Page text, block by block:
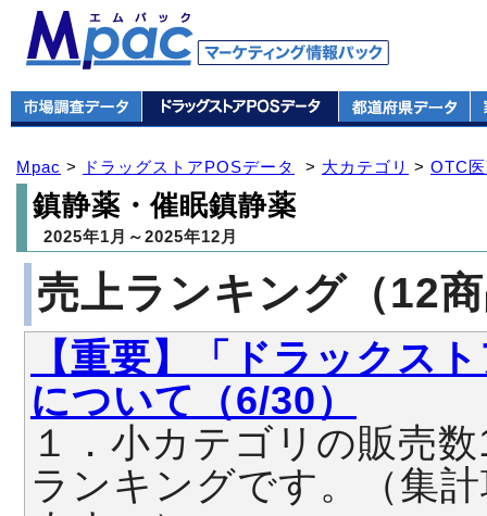
Mpac > ドラッグストアPOSデータ > 大カテゴリ > OTC
鎮静薬・催眠鎮静薬
2025年1月～2025年12月
売上ランキング（12
【重要】「ドラックス
について（6/30）
１．小カテゴリの販売
ランキングです。（集